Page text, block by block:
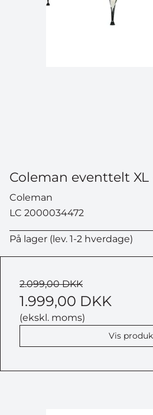
Coleman eventtelt XL
Coleman
LC 2000034472
På lager (lev. 1-2 hverdage)
2.099,00 DKK
1.999,00 DKK
(ekskl. moms)
Vis